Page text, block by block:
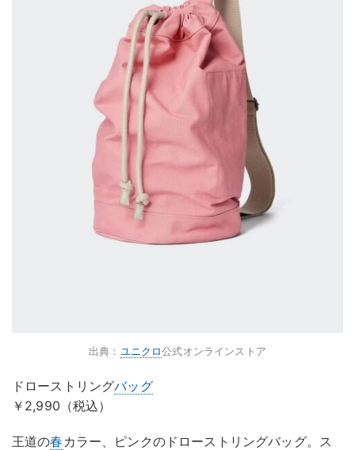
出典： ユニクロ公式オンラインストア
ドローストリングバッグ
￥2,990（税込）
王道の春 カラー、ピンクのドローストリングバッグ。ス